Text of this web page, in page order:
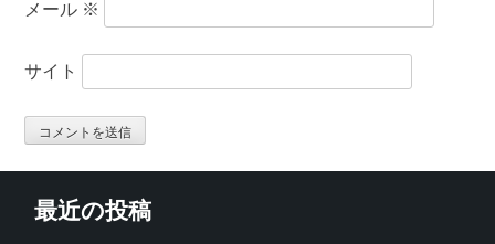
メール ※
サイト
最近の投稿